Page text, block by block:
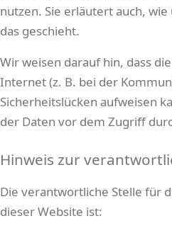
nutzen. Sie erläutert auch,
das geschieht.
Wir weisen darauf hin, dass
Internet (z. B. bei der
Sicherheitslücken aufweisen
der Daten vor dem Zugriff
Hinweis zur
Die verantwortliche Stelle für
dieser Website ist: